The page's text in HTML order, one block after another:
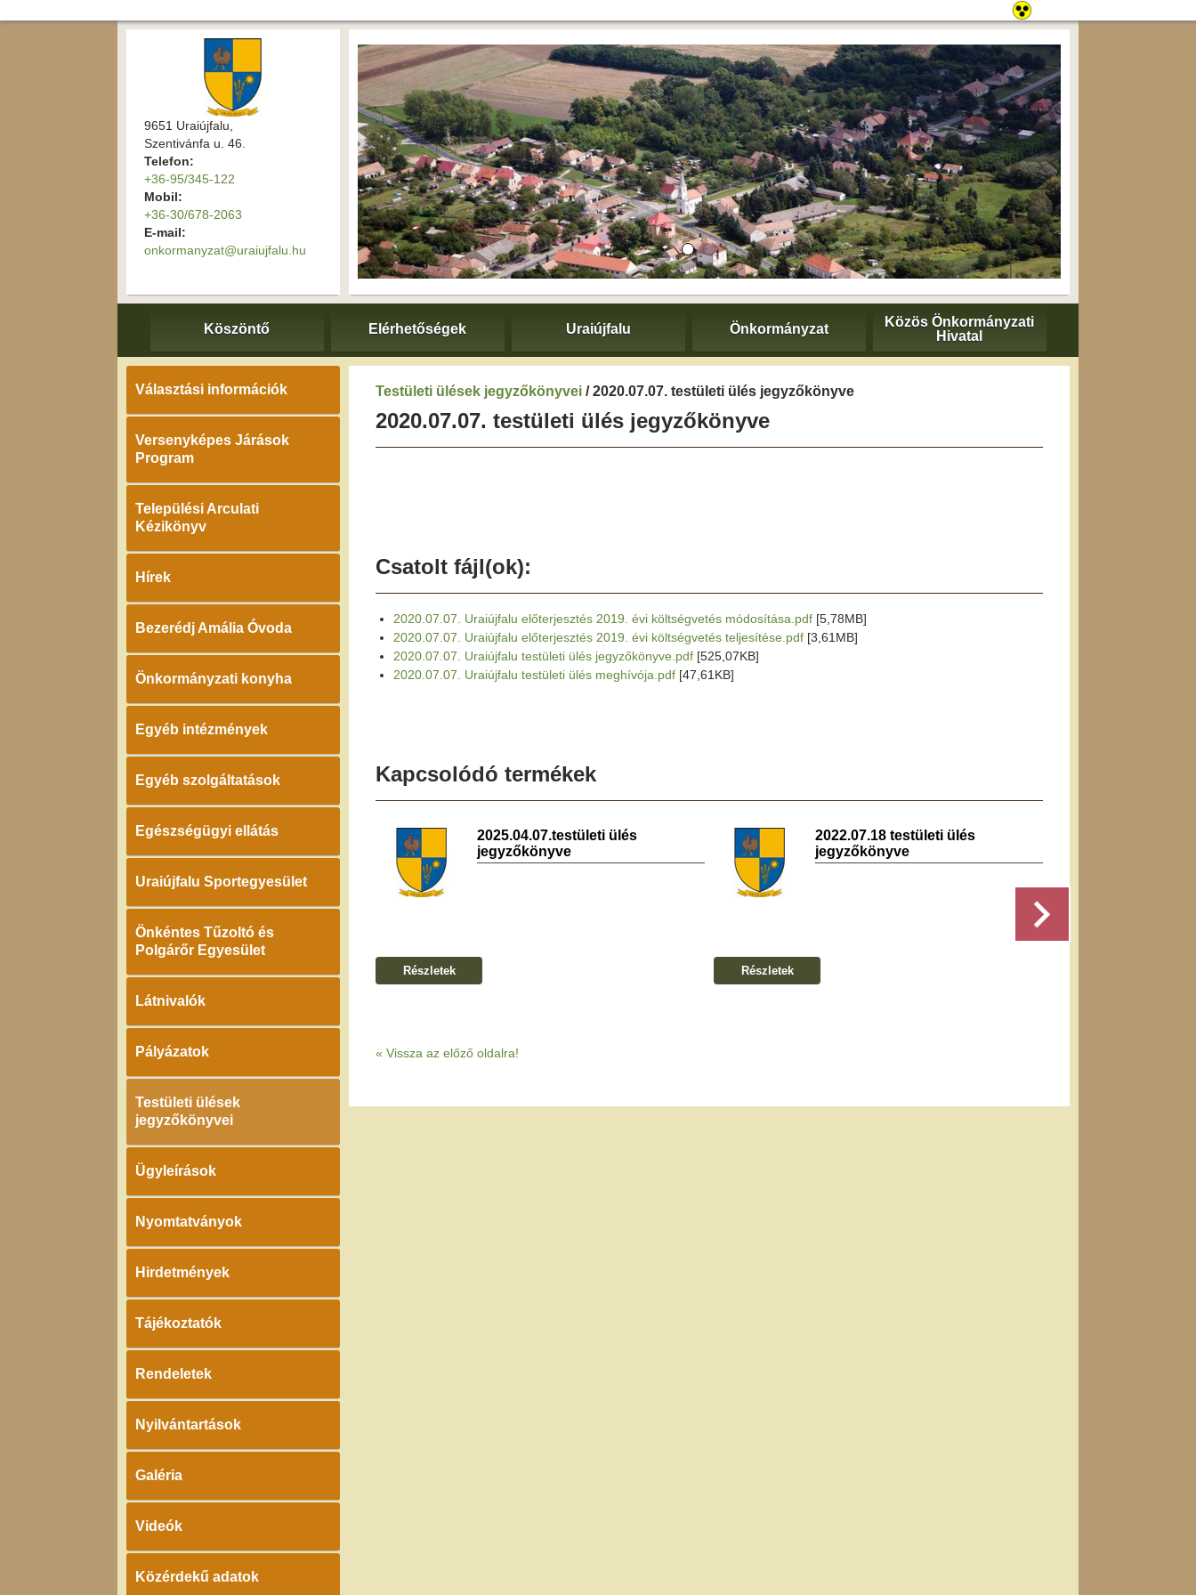
9651 Uraiújfalu,
Szentivánfa u. 46.
Telefon:
+36-95/345-122
Mobil:
+36-30/678-2063
E-mail:
onkormanyzat@uraiujfalu.hu
Köszöntő Elérhetőségek Uraiújfalu Önkormányzat
Közös Önkormányzati
Hivatal
Választási információk
Versenyképes Járások
Program
Települési Arculati
Kézikönyv
Hírek
Bezerédj Amália Óvoda
Önkormányzati konyha
Egyéb intézmények
Egyéb szolgáltatások
Egészségügyi ellátás
Uraiújfalu Sportegyesület
Önkéntes Tűzoltó és
Polgárőr Egyesület
Látnivalók
Pályázatok
Testületi ülések
jegyzőkönyvei
Ügyleírások
Nyomtatványok
Hirdetmények
Tájékoztatók
Rendeletek
Nyilvántartások
Galéria
Videók
Közérdekű adatok
Testületi ülések jegyzőkönyvei / 2020.07.07. testületi ülés jegyzőkönyve
2020.07.07. testületi ülés jegyzőkönyve
Csatolt fájl(ok):
2020.07.07. Uraiújfalu előterjesztés 2019. évi költségvetés módosítása.pdf [5,78MB]
2020.07.07. Uraiújfalu előterjesztés 2019. évi költségvetés teljesítése.pdf [3,61MB]
2020.07.07. Uraiújfalu testületi ülés jegyzőkönyve.pdf [525,07KB]
2020.07.07. Uraiújfalu testületi ülés meghívója.pdf [47,61KB]
Kapcsolódó termékek
2025.04.07.testületi ülés
jegyzőkönyve
Részletek
2022.07.18 testületi ülés
jegyzőkönyve
Részletek
« Vissza az előző oldalra!